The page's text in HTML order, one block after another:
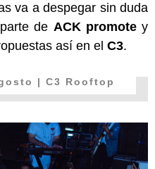
va a despegar sin duda
de ACK promote y
así en el C3.
| C3 Rooftop